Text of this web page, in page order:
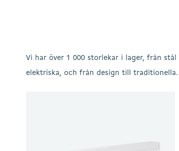
Vi har över 1 000 storlekar i lager, från
elektriska, och från design till traditionella.